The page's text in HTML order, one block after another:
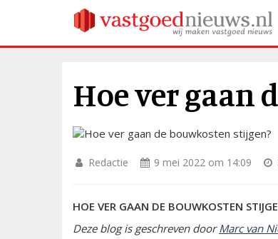
Hoe ver gaan
Redactie 9 mei 2022 om 14:09
HOE VER GAAN DE BOUWKOSTEN
Deze blog is geschreven doorMarc van